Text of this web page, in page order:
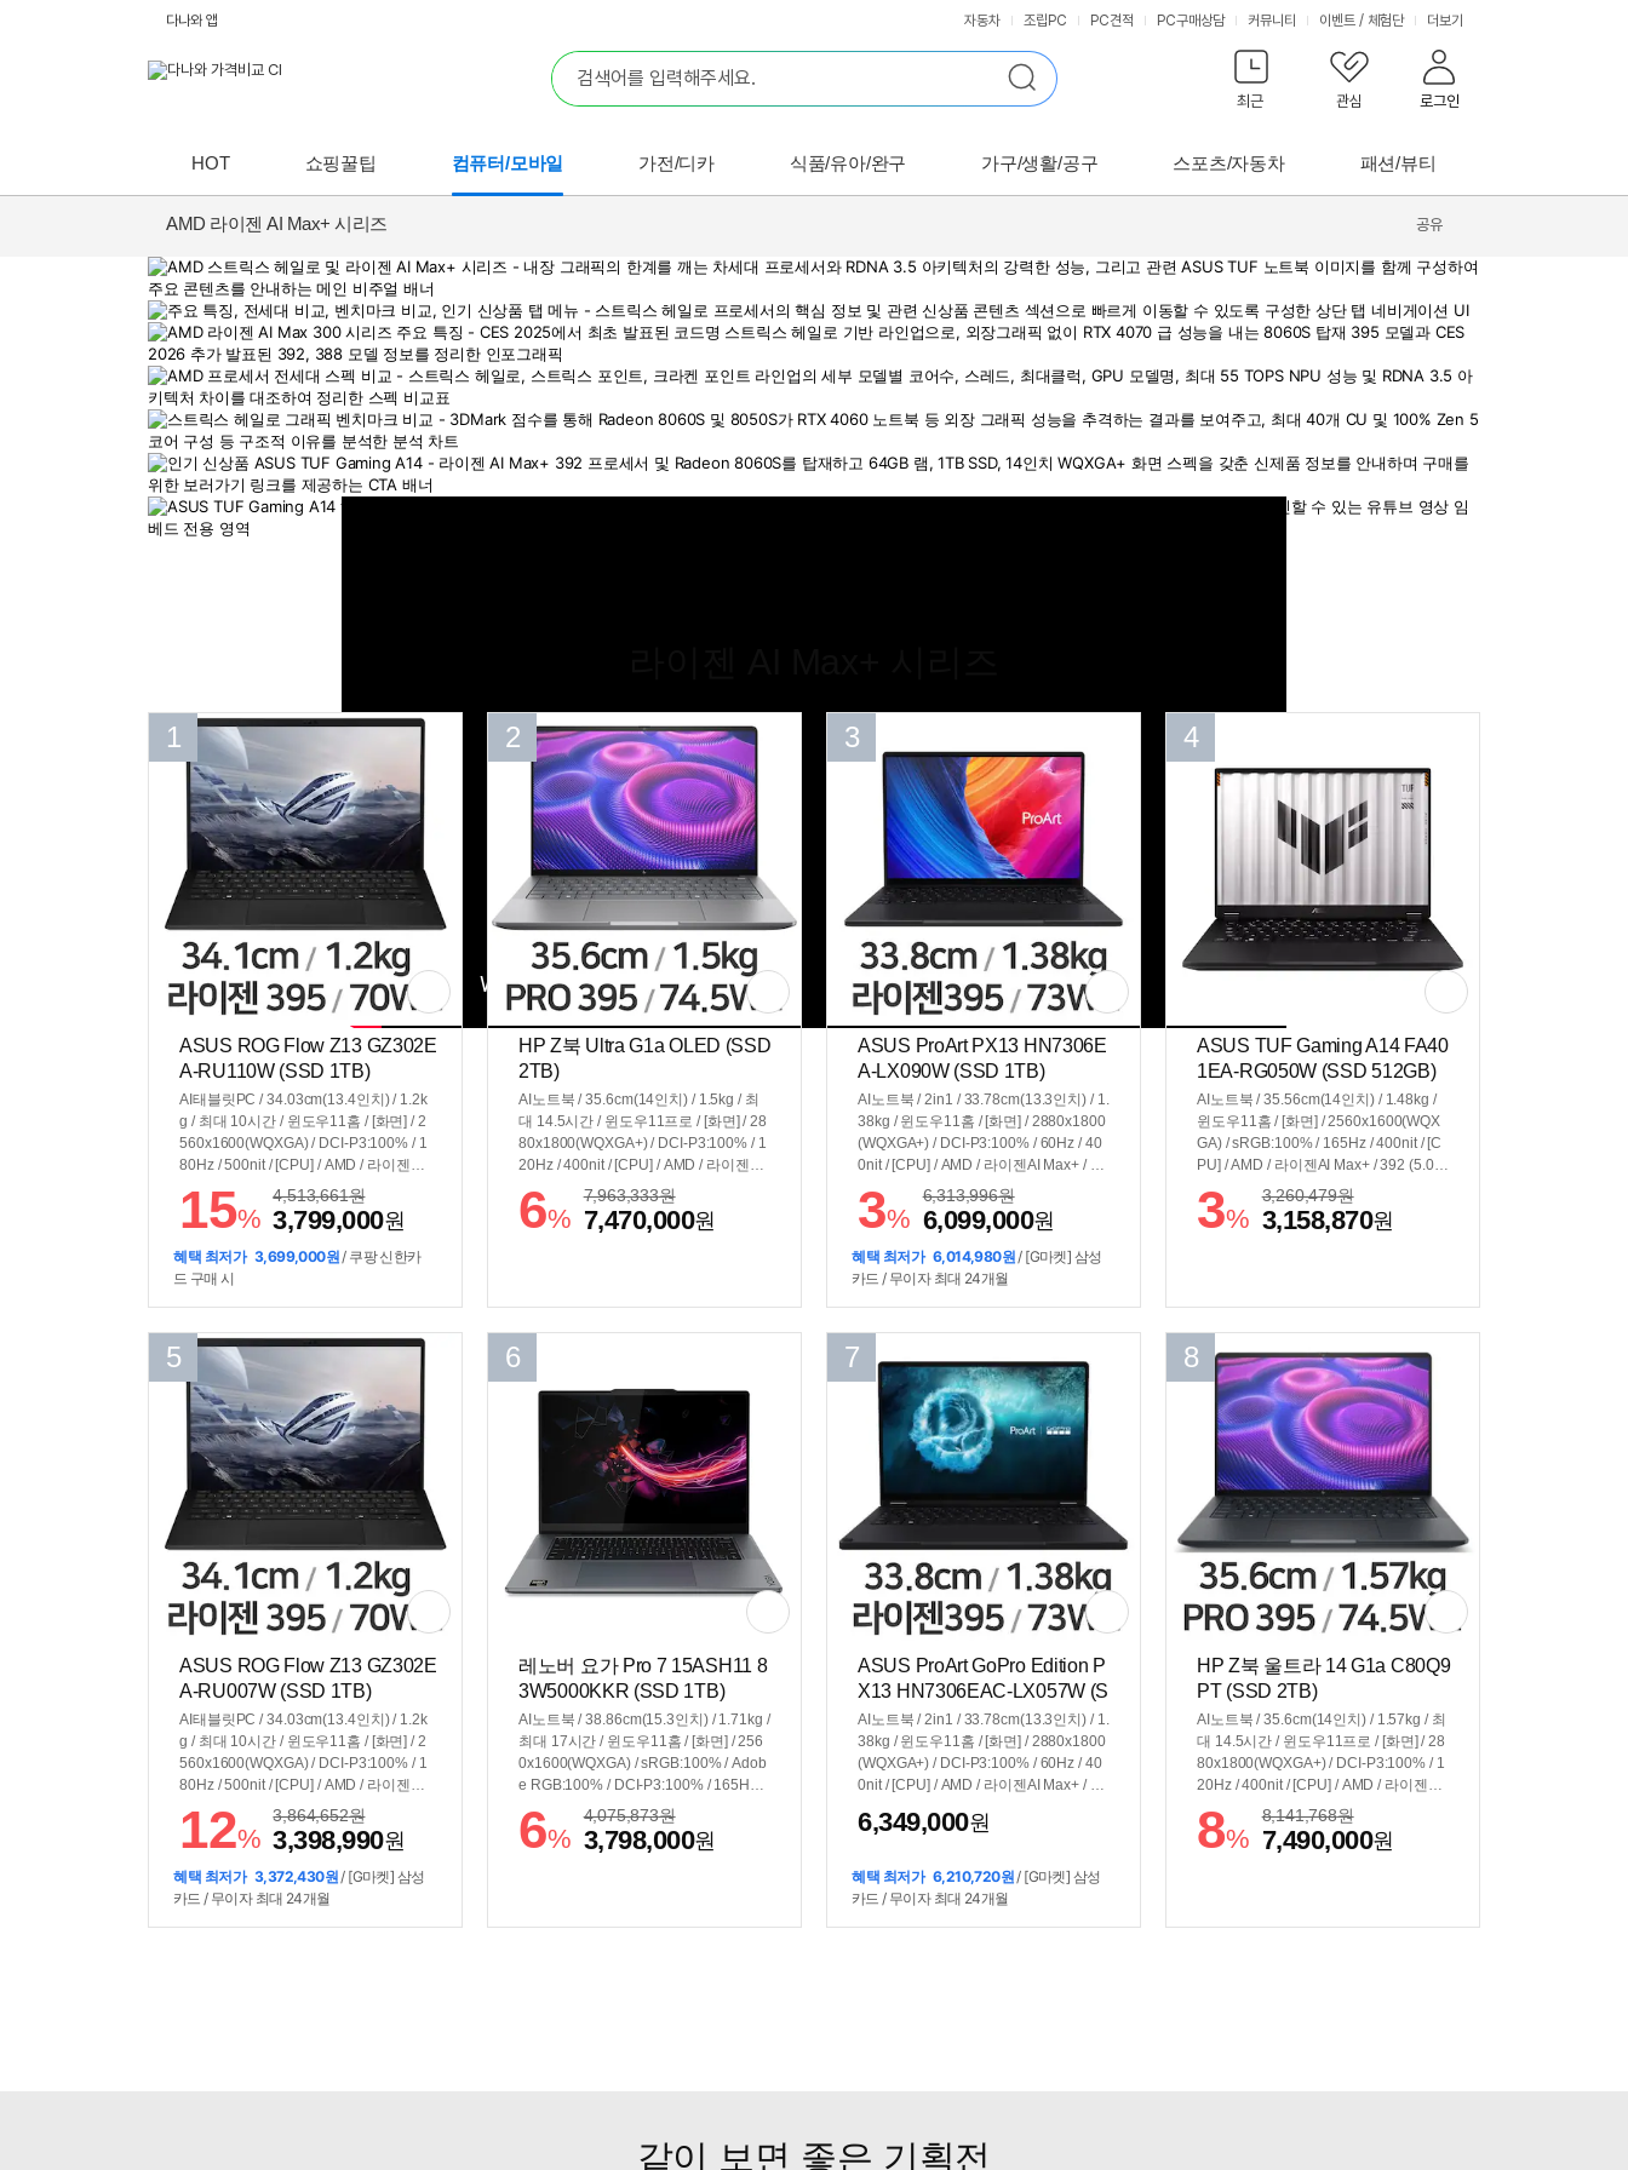
최근 관심 로그인
다나와 앱 자동차 조립PC PC견적 PC구매상담 커뮤니티 이벤트 / 체험단 더보기
HOT 쇼핑꿀팁 컴퓨터/모바일 가전/디카 식품/유아/완구 가구/생활/공구 스포츠/자동차 패션/뷰티
AMD 라이젠 AI Max+ 시리즈 공유
1
ASUS ROG Flow Z13 GZ302E
A-RU110W (SSD 1TB)
AI태블릿PC / 34.03cm(13.4인치) / 1.2k
g / 최대 10시간 / 윈도우11홈 / [화면] / 2
560x1600(WQXGA) / DCI-P3:100% / 1
80Hz / 500nit / [CPU] / AMD / 라이젠AI
Max+ / 395 (5.1GHz) / 50TOPS / [그래
픽] / 내장그래픽 / Radeon 8060S / 40c
ore / [구성] / 64GB / 램 교체:불가능 / 용
량:1TB / USB-PD(+DC) / 70Wh / 100W
USB 타입C 어댑터 포함
15%
4,513,661원
3,799,000원
혜택 최저가 3,699,000원/ 쿠팡 신한카
드 구매 시
2
HP Z북 Ultra G1a OLED (SSD
2TB)
AI노트북 / 35.6cm(14인치) / 1.5kg / 최
대 14.5시간 / 윈도우11프로 / [화면] / 28
80x1800(WQXGA+) / DCI-P3:100% / 1
20Hz / 400nit / [CPU] / AMD / 라이젠AI
Max+ / PRO 395 (5.1GHz) / 50TOPS /
[그래픽] / 내장그래픽 / Radeon 8060S /
40core / [구성] / 128GB / 램 교체:불가능
6%
7,963,333원
7,470,000원
3
ASUS ProArt PX13 HN7306E
A-LX090W (SSD 1TB)
AI노트북 / 2in1 / 33.78cm(13.3인치) / 1.
38kg / 윈도우11홈 / [화면] / 2880x1800
(WQXGA+) / DCI-P3:100% / 60Hz / 40
0nit / [CPU] / AMD / 라이젠AI Max+ / 39
5 (5.1GHz) / 50TOPS / [그래픽] / 내장그
래픽 / Radeon 8060S / 40core / [구성] /
128GB / 램 교체:불가능 / 용량:1TB / US
B-PD(+DC) / 73Wh
3%
6,313,996원
6,099,000원
혜택 최저가 6,014,980원/ [G마켓] 삼성
카드 / 무이자 최대 24개월
4
ASUS TUF Gaming A14 FA40
1EA-RG050W (SSD 512GB)
AI노트북 / 35.56cm(14인치) / 1.48kg /
윈도우11홈 / [화면] / 2560x1600(WQX
GA) / sRGB:100% / 165Hz / 400nit / [C
PU] / AMD / 라이젠AI Max+ / 392 (5.0G
Hz) / 50TOPS / [그래픽] / 내장그래픽 /
Radeon 8060S / 40core / [구성] / 32GB
/ 램 교체:불가능 / 용량:512GB / USB-P
3%
3,260,479원
3,158,870원
5
ASUS ROG Flow Z13 GZ302E
A-RU007W (SSD 1TB)
AI태블릿PC / 34.03cm(13.4인치) / 1.2k
g / 최대 10시간 / 윈도우11홈 / [화면] / 2
560x1600(WQXGA) / DCI-P3:100% / 1
80Hz / 500nit / [CPU] / AMD / 라이젠AI
Max+ / 395 (5.1GHz) / 50TOPS / [그래
픽] / 내장그래픽 / Radeon 8060S / 40c
ore / [구성] / 32GB / 램 교체:불가능 / 용
량:1TB / USB-PD(+DC) / 70Wh / 100W
USB 타입C 어댑터 포함
12%
3,864,652원
3,398,990원
혜택 최저가 3,372,430원/ [G마켓] 삼성
카드 / 무이자 최대 24개월
6
레노버 요가 Pro 7 15ASH11 8
3W5000KKR (SSD 1TB)
AI노트북 / 38.86cm(15.3인치) / 1.71kg /
최대 17시간 / 윈도우11홈 / [화면] / 256
0x1600(WQXGA) / sRGB:100% / Adob
e RGB:100% / DCI-P3:100% / 165Hz /
500nit / [CPU] / AMD / 라이젠AI Max+ /
388 (5.0GHz) / 50TOPS / [그래픽] / 내
장그래픽 / Radeon 8060S / 40코어 / [구
6%
4,075,873원
3,798,000원
7
ASUS ProArt GoPro Edition P
X13 HN7306EAC-LX057W (S
SD 1TB)
AI노트북 / 2in1 / 33.78cm(13.3인치) / 1.
38kg / 윈도우11홈 / [화면] / 2880x1800
(WQXGA+) / DCI-P3:100% / 60Hz / 40
0nit / [CPU] / AMD / 라이젠AI Max+ / 39
래픽 / Radeon 8060S / 40core / [구성] /
B-PD(+DC) / 73Wh
6,349,000원
혜택 최저가 6,210,720원/ [G마켓] 삼성
카드 / 무이자 최대 24개월
8
HP Z북 울트라 14 G1a C80Q9
PT (SSD 2TB)
AI노트북 / 35.6cm(14인치) / 1.57kg / 최
대 14.5시간 / 윈도우11프로 / [화면] / 28
80x1800(WQXGA+) / DCI-P3:100% / 1
20Hz / 400nit / [CPU] / AMD / 라이젠AI
Max+ / PRO 395 (5.1GHz) / 50TOPS /
[그래픽] / 내장그래픽 / Radeon 8060S /
40core / [구성] / 128GB / 램 교체:불가능
8%
8,141,768원
7,490,000원
같이 보면 좋은 기획전